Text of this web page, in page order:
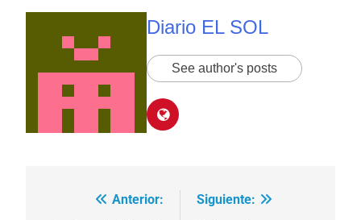
Diario EL SOL
See author's posts
Navegación
Anterior:
Siguiente: